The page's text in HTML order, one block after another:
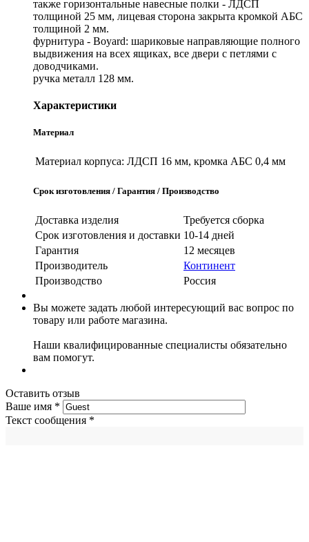
также горизонтальные навесные полки - ЛДСП
толщиной 25 мм, лицевая сторона закрыта кромкой АБС
толщиной 2 мм.
фурнитура - Boyard: шариковые направляющие полного
выдвижения на всех ящиках, все двери с петлями с
доводчиками.
ручка металл 128 мм.
Характеристики
Материал
Материал корпуса: ЛДСП 16 мм, кромка АБС 0,4 мм
Срок изготовления / Гарантия / Производство
Доставка изделия
Требуется сборка
Срок изготовления и доставки 10-14 дней
Гарантия
12 месяцев
Производитель
Континент
Производство
Россия
Вы можете задать любой интересующий вас вопрос по
товару или работе магазина.
Наши квалифицированные специалисты обязательно
вам помогут.
Оставить отзыв
Ваше имя *
Текст сообщения *